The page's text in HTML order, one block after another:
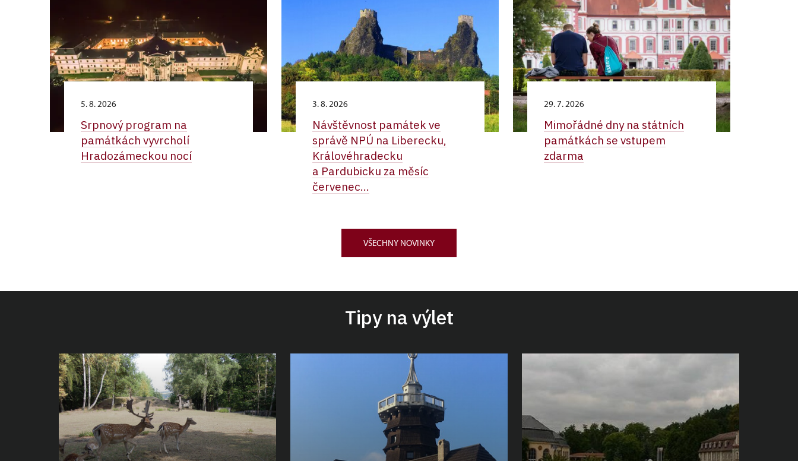
5. 8. 2026
Srpnový program na
památkách vyvrcholí
Hradozámeckou nocí
3. 8. 2026
Návštěvnost památek ve
správě NPÚ na Liberecku,
Královéhradecku
a Pardubicku za měsíc
červenec...
29. 7. 2026
Mimořádné dny na státních
památkách se vstupem
zdarma
VŠECHNY NOVINKY
Tipy na výlet